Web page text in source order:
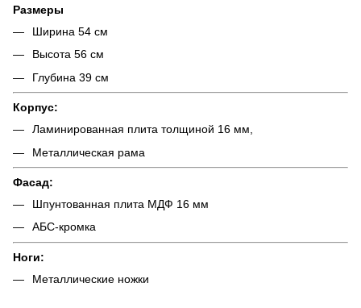
Размеры
Ширина 54 см
Высота 56 см
Глубина 39 см
Корпус:
Ламинированная плита толщиной 16 мм,
Металлическая рама
Фасад:
Шпунтованная плита МДФ 16 мм
АБС-кромка
Ноги:
Металлические ножки